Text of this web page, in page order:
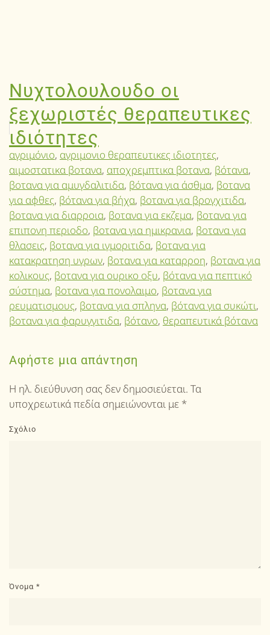
Νυχτολουλουδο οι
ξεχωριστές θεραπευτικες
ιδιότητες
αγριμόνιο, αγριμονιο θεραπευτικες ιδιοτητες,
αιμοστατικα βοτανα, αποχρεμπτικα βοτανα, βότανα,
βοτανα για αμυγδαλιτιδα, βότανα για άσθμα, βοτανα
για αφθες, βότανα για βήχα, βοτανα για βρογχιτιδα,
βοτανα για διαρροια, βοτανα για εκζεμα, βοτανα για
επιπονη περιοδο, βοτανα για ημικρανια, βοτανα για
θλασεις, βοτανα για ιγμοριτιδα, βοτανα για
κατακρατηση υγρων, βοτανα για καταρροη, βοτανα για
κολικους, βοτανα για ουρικο οξυ, βότανα για πεπτικό
σύστημα, βοτανα για πονολαιμο, βοτανα για
ρευματισμους, βοτανα για σπληνα, βότανα για συκώτι,
βοτανα για φαρυγγιτιδα, βότανο, θεραπευτικά βότανα
Αφήστε μια απάντηση
Η ηλ. διεύθυνση σας δεν δημοσιεύεται. Τα
υποχρεωτικά πεδία σημειώνονται με *
Σχόλιο
Όνομα *